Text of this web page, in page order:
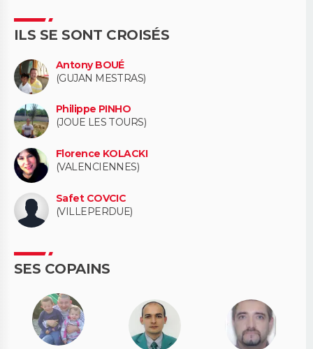
ILS SE SONT CROISÉS
Antony BOUÉ
(GUJAN MESTRAS)
Philippe PINHO
(JOUE LES TOURS)
Florence KOLACKI
(VALENCIENNES)
Safet COVCIC
(VILLEPERDUE)
SES COPAINS